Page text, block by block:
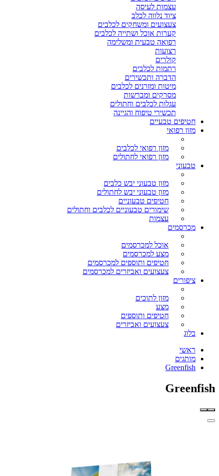
עצמות לעיסה
ציוד נלווה לכלב
צעצועים ומשחקים לכלבים
קערות אוכל ושתייה לכלבים
רפואה טבעית ומשלימה
רצועות
קולרים
רתמות לכלבים
הדברה ותכשירים
מיטות ומזרנים לכלבים
מסרקים ומברשות
עגלות לכלבים וחתולים
תכשירי טיפוח והגיינה
חטיפים טבעיים
מזון רפואי
מזון רפואי לכלבים
מזון רפואי לחתולים
טבעוני
מזון טבעוני יבש כלבים
מזון טבעוני יבש לחתולים
חטיפים טבעוניים
שימורים טבעוניים לכלבים וחתולים
עצמות
מכרסמים
אוכל למכרסמים
מצע למכרסמים
חטיפים ותוספים למכרסמים
צעצועים ואביזרים למכרסמים
ציפורים
מזון לתוכים
מצע
חטיפים ותוספים
צעצועים ואביזרים
בלוג
ראשי
מותגים
Greenfish
Greenfish